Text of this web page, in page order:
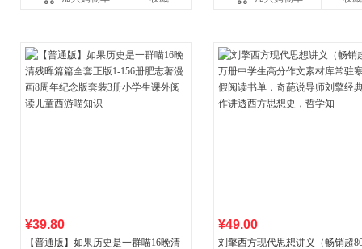
¥39.80
【普通版】如果历史是一群喵16晚清
¥49.00
刘擎西方现代思想讲义（畅销超